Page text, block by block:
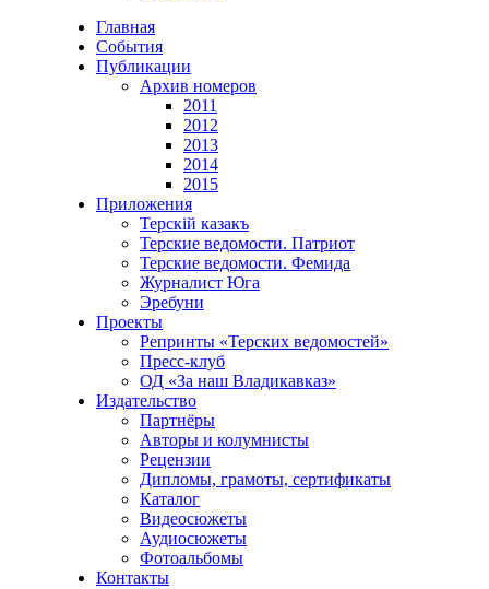
Главная
События
Публикации
Архив номеров
2011
2012
2013
2014
2015
Приложения
Терскiй казакъ
Терские ведомости. Патриот
Терские ведомости. Фемида
Журналист Юга
Эребуни
Проекты
Репринты «Терских ведомостей»
Пресс-клуб
ОД «За наш Владикавказ»
Издательство
Партнёры
Авторы и колумнисты
Рецензии
Дипломы, грамоты, сертификаты
Каталог
Видеосюжеты
Аудиосюжеты
Фотоальбомы
Контакты